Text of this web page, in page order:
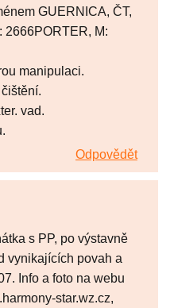
GUERNICA, ČT,
2666PORTER, M:
manipulaci.
vad.
Odpovědět
s PP, po výstavně
vynikajících povah a
Info a foto na webu
star.wz.cz,